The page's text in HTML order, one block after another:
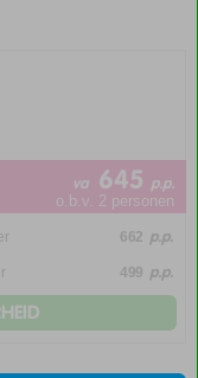
va 645 p.p.
o.b.v. 2 personen
662 p.p.
499 p.p.